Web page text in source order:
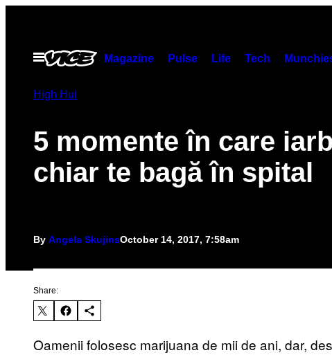
contentOpen
Menu
Magazine Pulse Life Tech
High Hui
5 momente în care
chiar te bagă în spital
By Angela SkujinsOctober 14, 2017, 7:58am
Share:
Oamenii folosesc marijuana de mii de ani, dar,